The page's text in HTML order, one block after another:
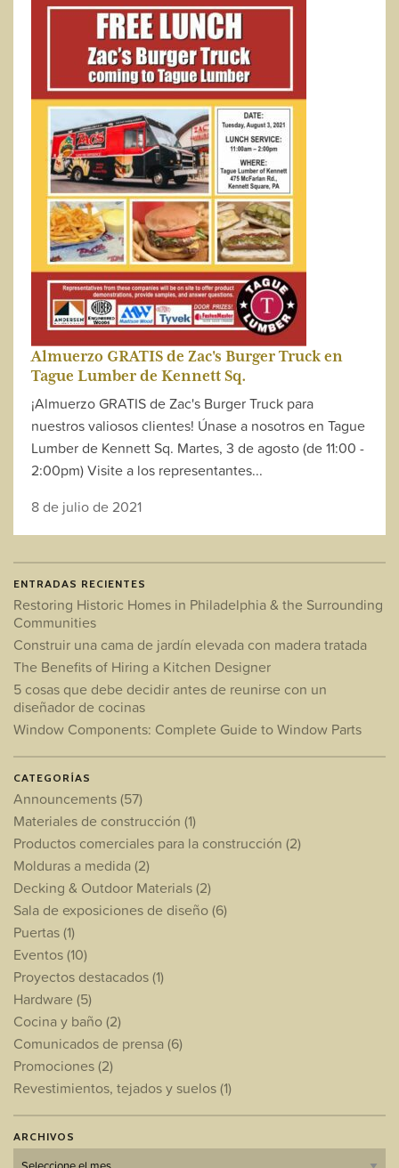
Almuerzo GRATIS de Zac's Burger Truck en
Tague Lumber de Kennett Sq.
¡Almuerzo GRATIS de Zac's Burger Truck para
nuestros valiosos clientes! Únase a nosotros en Tague
Lumber de Kennett Sq. Martes, 3 de agosto (de 11:00 -
2:00pm) Visite a los representantes...
8 de julio de 2021
ENTRADAS RECIENTES
Restoring Historic Homes in Philadelphia & the Surrounding
Communities
Construir una cama de jardín elevada con madera tratada
The Benefits of Hiring a Kitchen Designer
5 cosas que debe decidir antes de reunirse con un
diseñador de cocinas
Window Components: Complete Guide to Window Parts
CATEGORÍAS
Announcements(57)
Materiales de construcción (1)
Productos comerciales para la construcción (2)
Molduras a medida(2)
Decking & Outdoor Materials(2)
Sala de exposiciones de diseño(6)
Puertas(1)
Eventos(10)
Proyectos destacados(1)
Hardware (5)
Cocina y baño(2)
Comunicados de prensa(6)
Promociones(2)
Revestimientos, tejados y suelos(1)
ARCHIVOS
Archivos